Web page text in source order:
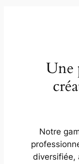
Une
Notre
diversifiée,